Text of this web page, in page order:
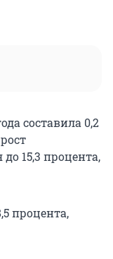
составила 0,2
15,3 процента,
процента,